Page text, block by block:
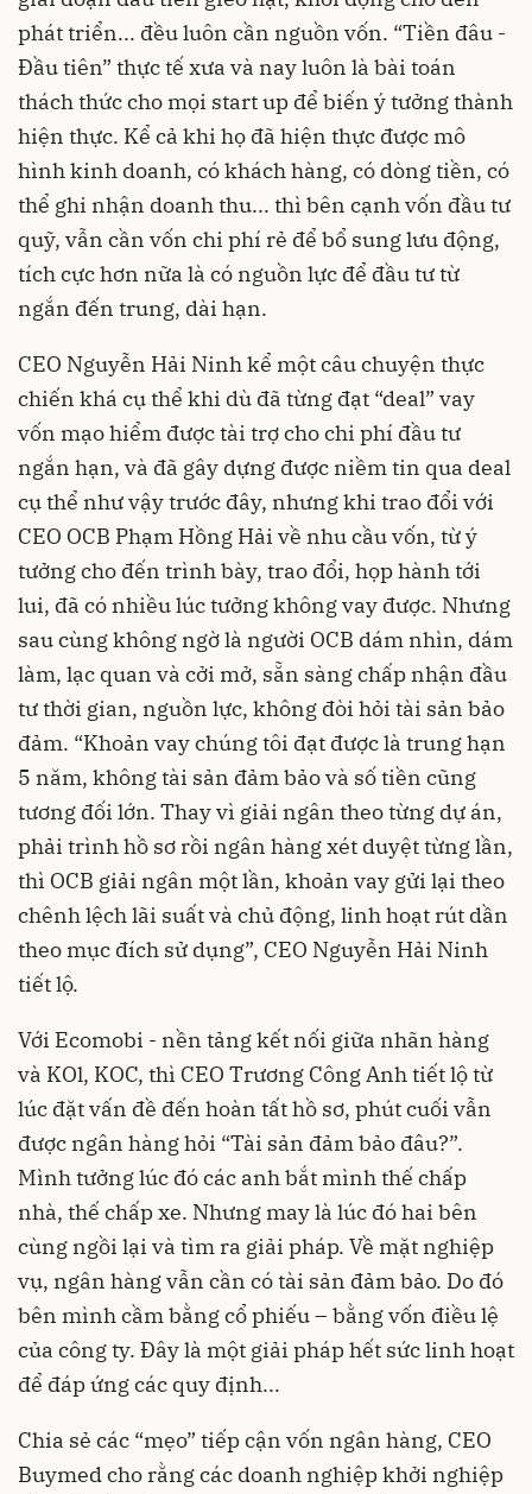
phát triển... đều luôn cần nguồn vốn. “Tiền đâu -
Đầu tiên” thực tế xưa và nay luôn là bài toán
thách thức cho mọi start up để biến ý tưởng thành
hiện thực. Kể cả khi họ đã hiện thực được mô
hình kinh doanh, có khách hàng, có dòng tiền, có
thể ghi nhận doanh thu... thì bên cạnh vốn đầu tư
quỹ, vẫn cần vốn chi phí rẻ để bổ sung lưu động,
tích cực hơn nữa là có nguồn lực để đầu tư từ
ngắn đến trung, dài hạn.
CEO Nguyễn Hải Ninh kể một câu chuyện thực
chiến khá cụ thể khi dù đã từng đạt “deal” vay
vốn mạo hiểm được tài trợ cho chi phí đầu tư
ngắn hạn, và đã gây dựng được niềm tin qua deal
cụ thể như vậy trước đây, nhưng khi trao đổi với
CEO OCB Phạm Hồng Hải về nhu cầu vốn, từ ý
tưởng cho đến trình bày, trao đổi, họp hành tới
lui, đã có nhiều lúc tưởng không vay được. Nhưng
sau cùng không ngờ là người OCB dám nhìn, dám
làm, lạc quan và cởi mở, sẵn sàng chấp nhận đầu
tư thời gian, nguồn lực, không đòi hỏi tài sản bảo
đảm. “Khoản vay chúng tôi đạt được là trung hạn
5 năm, không tài sản đảm bảo và số tiền cũng
tương đối lớn. Thay vì giải ngân theo từng dự án,
phải trình hồ sơ rồi ngân hàng xét duyệt từng lần,
thì OCB giải ngân một lần, khoản vay gửi lại theo
chênh lệch lãi suất và chủ động, linh hoạt rút dần
theo mục đích sử dụng”, CEO Nguyễn Hải Ninh
tiết lộ.
Với Ecomobi - nền tảng kết nối giữa nhãn hàng
và KOl, KOC, thì CEO Trương Công Anh tiết lộ từ
lúc đặt vấn đề đến hoàn tất hồ sơ, phút cuối vẫn
được ngân hàng hỏi “Tài sản đảm bảo đâu?”.
Mình tưởng lúc đó các anh bắt mình thế chấp
nhà, thế chấp xe. Nhưng may là lúc đó hai bên
cùng ngồi lại và tìm ra giải pháp. Về mặt nghiệp
vụ, ngân hàng vẫn cần có tài sản đảm bảo. Do đó
bên mình cầm bằng cổ phiếu – bằng vốn điều lệ
của công ty. Đây là một giải pháp hết sức linh hoạt
để đáp ứng các quy định...
Chia sẻ các “mẹo” tiếp cận vốn ngân hàng, CEO
Buymed cho rằng các doanh nghiệp khởi nghiệp